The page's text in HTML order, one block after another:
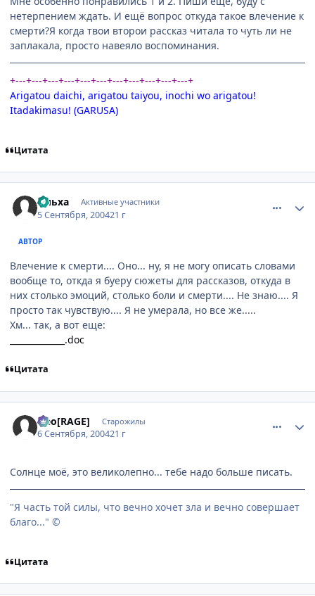
нетерпением ждать. И ещё вопрос откуда такое влечение к
смерти?Я когда твои второи рассказ читала то чуть ли не
заплакала, просто навеяло воспоминания.
+---+---+---+---+---+---+---+---+---+---+---+
Arigatou daichi, arigatou taiyou, inochi wo arigatou!
Itadakimasu! (GARUSA)
Цитата
Ольха Активные участники
5 Сентября, 200421 г
АВТОР
Влечение к смерти.... Оно... ну, я не могу описать словами
вообще то, откда я буеру сюжеты для рассказов, откуда в
них столько эмоций, столько боли и смерти.... Не знаю.... Я
просто так чувствую.... Я не умерала, но все же.....
Хм... так, а вот еще:
_____________.doc
Цитата
Neo[RAGE] Старожилы
6 Сентября, 200421 г
Солнце моё, это великолепно... тебе надо больше писать.
"Я часть той силы, что вечно хочет зла и вечно совершает
благо..." ©
Цитата